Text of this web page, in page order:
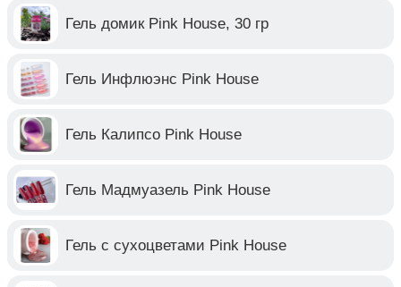
Гель домик Pink House, 30 гр
Гель Инфлюэнс Pink House
Гель Калипсо Pink House
Гель Мадмуазель Pink House
Гель с сухоцветами Pink House